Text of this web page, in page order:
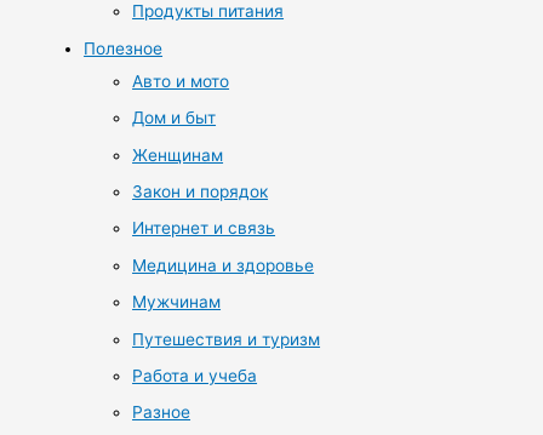
Продукты питания
Полезное
Авто и мото
Дом и быт
Женщинам
Закон и порядок
Интернет и связь
Медицина и здоровье
Мужчинам
Путешествия и туризм
Работа и учеба
Разное